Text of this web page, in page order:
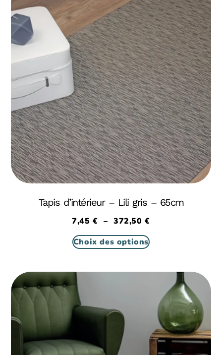
Tapis d’intérieur – Lili gris – 65cm
7,45€ – 372,50€
Choix des options